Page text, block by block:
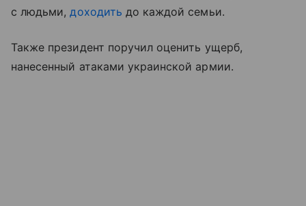
с людьми,доходить до каждой семьи.
Также президент поручил оценить ущерб,
нанесенный атаками украинской армии.